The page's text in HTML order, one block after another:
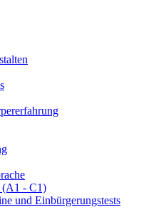
(A1 - C1)
und Einbürgerungstests